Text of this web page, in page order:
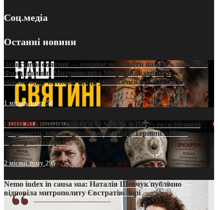
Соц.медіа
Останні новини
Захистити святині — означає захистити пам’ять людства:
Фонд пам’яті Митрополита Мефодія підтримує
міжнародну петицію щодо участі Росії в ЮНЕСКО
1 місяць тому58
ПРИСМАК «РУССЬКОГО МІРА» в ПЦУ: ексклюзивні
документи, вирок і російський слід у Тернопільсько-
Бучацькій єпархії
2 місяці тому 295
Nemo iudex in causa sua: Наталія Шевчук публічно
відповіла митрополиту Євстратію Зорі